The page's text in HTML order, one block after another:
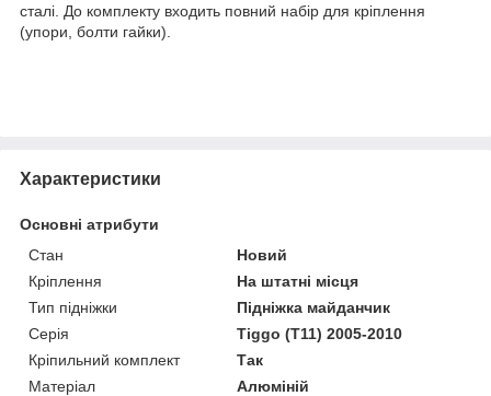
сталі. До комплекту входить повний набір для кріплення
(упори, болти гайки).
Характеристики
Основні атрибути
Стан
Новий
Кріплення
На штатні місця
Тип підніжки
Підніжка майданчик
Серія
Tiggo (T11) 2005-2010
Кріпильний комплект
Так
Матеріал
Алюміній